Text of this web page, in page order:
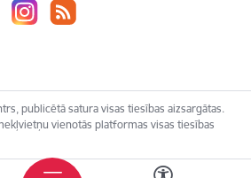
publicētā satura visas tiesības aizsargātas.
vienotās platformas visas tiesības